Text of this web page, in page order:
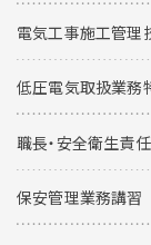
電気工事施工管理
低圧電気取扱業務
職長・安全衛生責
保安管理業務講習